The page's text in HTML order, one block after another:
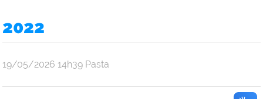
Araújo
2022
por
publicado
19/05/2026 14h39 Pasta